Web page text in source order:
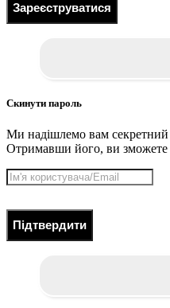
Зареєструватися
Скинути пароль
Ми надішлемо вам
Отримавши його, ви зможете
Підтвердити